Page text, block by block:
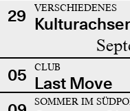
29 VERSCHIEDENES
05 CLUB
Last Move
SOMMER IM